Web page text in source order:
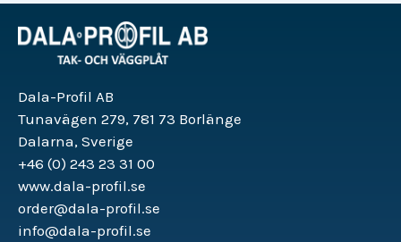
Dala-Profil AB
Tunavägen 279, 781 73 Borlänge
Dalarna, Sverige
+46 (0) 243 23 31 00
www.dala-profil.se
order@dala-profil.se
info@dala-profil.se